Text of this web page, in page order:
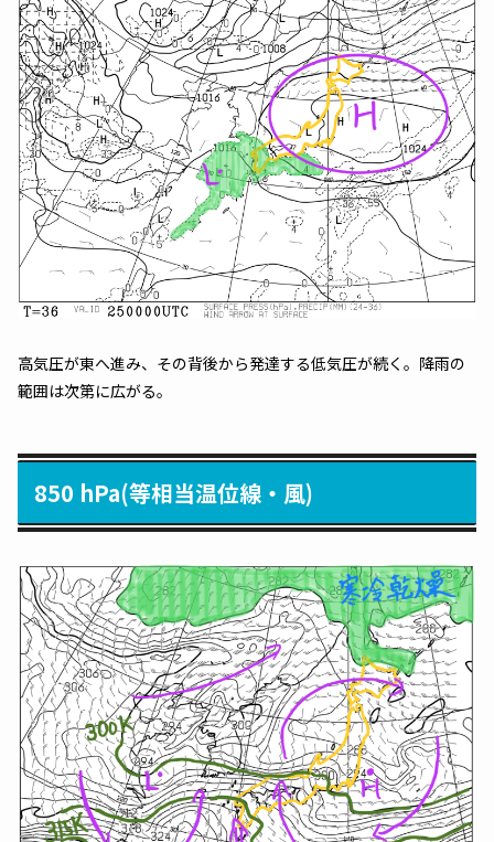
高気圧が東へ進み、その背後から発達する低気圧が続く。降雨の
範囲は次第に広がる。
850 hPa(等相当温位線・風)